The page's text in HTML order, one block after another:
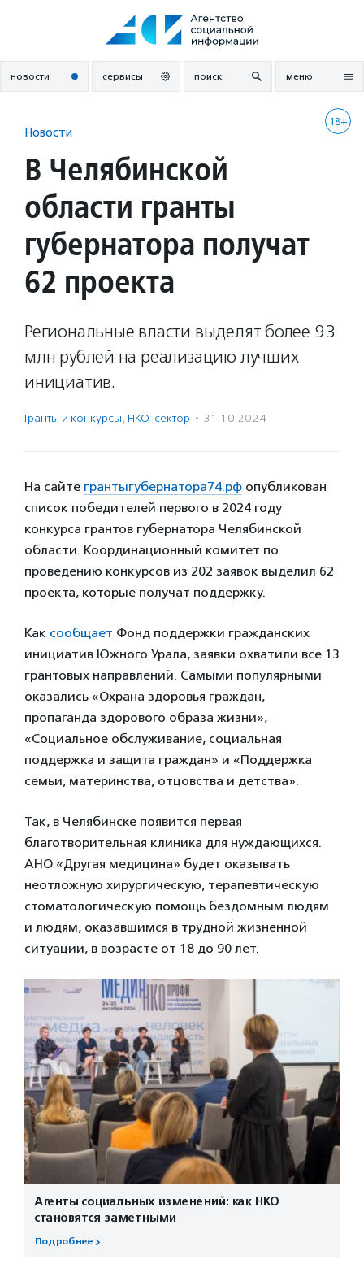
новости сервисы поиск меню
18+
Новости
В Челябинской
области гранты
губернатора получат
62 проекта
Региональные власти выделят более 93
млн рублей на реализацию лучших
инициатив.
Гранты и конкурсы, НКО-сектор · 31.10.2024
На сайте грантыгубернатора74.рф опубликован
список победителей первого в 2024 году
конкурса грантов губернатора Челябинской
области. Координационный комитет по
проведению конкурсов из 202 заявок выделил 62
проекта, которые получат поддержку.
Как сообщает Фонд поддержки гражданских
инициатив Южного Урала, заявки охватили все 13
грантовых направлений. Самыми популярными
оказались «Охрана здоровья граждан,
пропаганда здорового образа жизни»,
«Социальное обслуживание, социальная
поддержка и защита граждан» и «Поддержка
семьи, материнства, отцовства и детства».
Так, в Челябинске появится первая
благотворительная клиника для нуждающихся.
АНО «Другая медицина» будет оказывать
неотложную хирургическую, терапевтическую
стоматологическую помощь бездомным людям
и людям, оказавшимся в трудной жизненной
ситуации, в возрасте от 18 до 90 лет.
Агенты социальных изменений: как НКО
становятся заметными
Подробнее